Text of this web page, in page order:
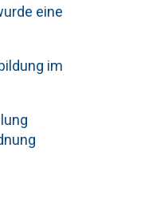
eine
im